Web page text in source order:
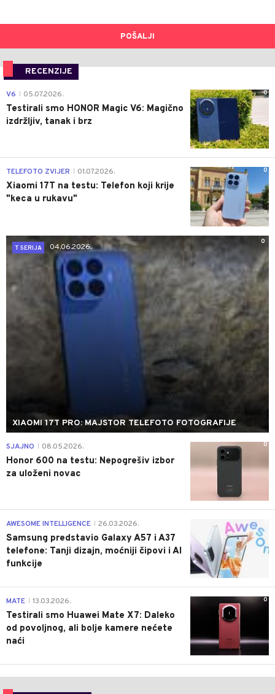
POŠALJI
RECENZIJE
0
V6 05.07.2026.
Testirali smo HONOR Magic V6: Magično
izdržljiv, tanak i brz
0
TELEFOTO ZVIJER 01.07.2026.
Xiaomi 17T na testu: Telefon koji krije
"keca u rukavu"
0
T SERIJA
04.06.2026.
XIAOMI 17T PRO: MAJSTOR TELEFOTO FOTOGRAFIJE
0
SJAJNO 08.05.2026.
Honor 600 na testu: Nepogrešiv izbor
za uloženi novac
AWESOME INTELLIGENCE 26.03.2026.
Samsung predstavio Galaxy A57 i A37
telefone: Tanji dizajn, moćniji čipovi i AI
funkcije
0
MATE 13.03.2026.
Testirali smo Huawei Mate X7: Daleko
od povoljnog, ali bolje kamere nećete
naći